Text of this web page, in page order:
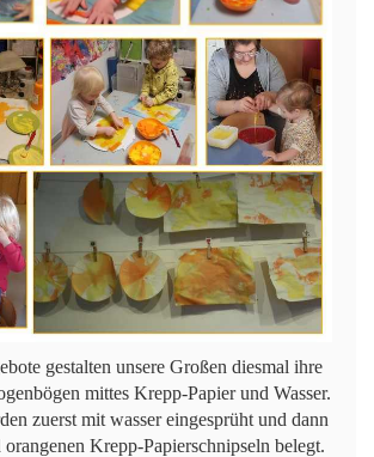
gestalten unsere Großen diesmal ihre
mittes Krepp-Papier und Wasser.
zuerst mit wasser eingesprüht und dann
Krepp-Papierschnipseln belegt.